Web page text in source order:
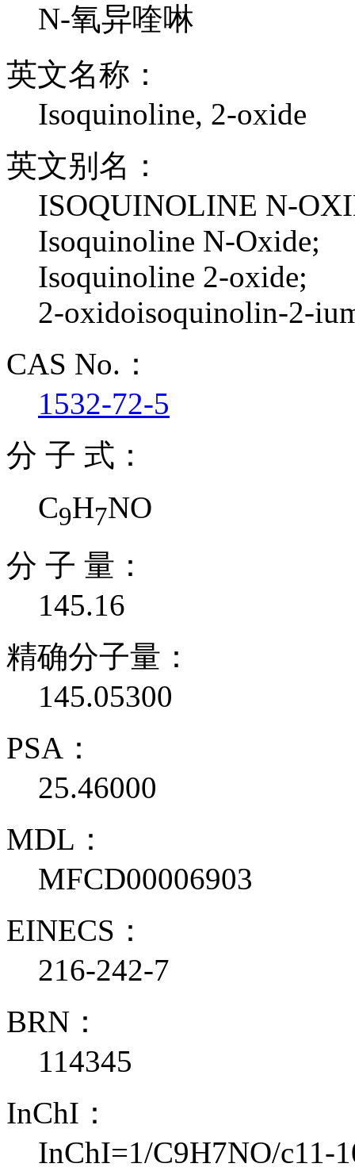
N-氧异喹啉
英文名称：
Isoquinoline, 2-oxide
英文别名：
ISOQUINOLINE N-
Isoquinoline N-Oxide;
Isoquinoline 2-oxide;
2-oxidoisoquinolin-2-
CAS No.：
1532-72-5
分 子 式：
C9H7NO
分 子 量：
145.16
精确分子量：
145.05300
PSA：
25.46000
MDL：
MFCD00006903
EINECS：
216-242-7
BRN：
114345
InChI：
InChI=1/C9H7NO/c11-